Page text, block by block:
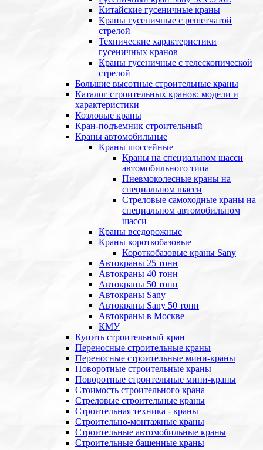
Китайские гусеничные краны
Краны гусеничные с решетчатой
стрелой
Технические характеристики
гусеничных кранов
Краны гусеничные с телескопической
стрелой
Большие высотные строительные краны
Каталог строительных кранов: модели и
характеристики
Козловые краны
Кран-подъемник строительный
Краны автомобильные
Краны шоссейные
Краны на специальном шасси
автомобильного типа
Пневмоколесные краны на
специальном шасси
Стреловые самоходные краны на
специальном автомобильном
шасси
Краны вседорожные
Краны короткобазовые
Короткобазовые краны Sany
Автокраны 25 тонн
Автокраны 40 тонн
Автокраны 50 тонн
Автокраны Sany
Автокраны Sany 50 тонн
Автокраны в Москве
КМУ
Купить строительный кран
Переносные строительные краны
Переносные строительные мини-краны
Поворотные строительные краны
Поворотные строительные мини-краны
Стоимость строительного крана
Стреловые строительные краны
Строительная техника - краны
Строительно-монтажные краны
Строительные автомобильные краны
Строительные башенные краны